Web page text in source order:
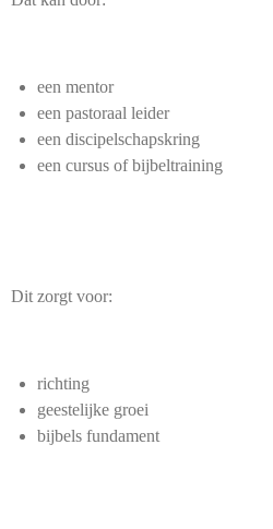
een mentor
een pastoraal leider
een discipelschapskring
een cursus of bijbeltraining
Dit zorgt voor:
richting
geestelijke groei
bijbels fundament